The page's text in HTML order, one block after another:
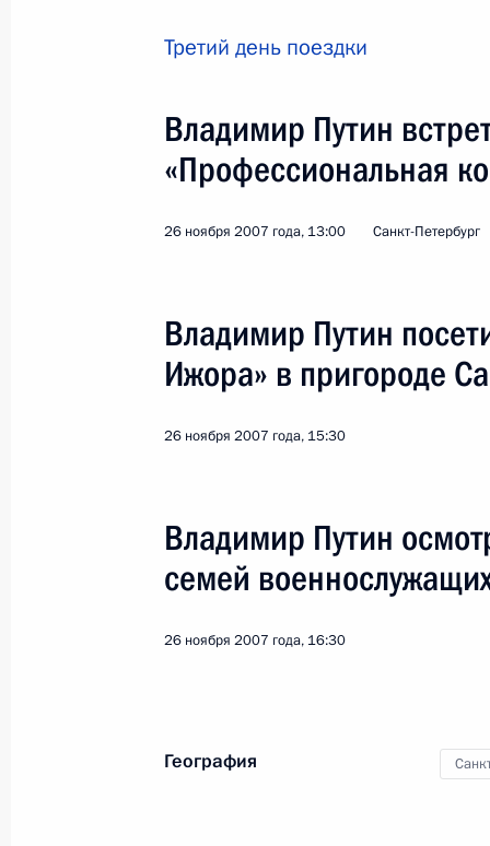
самоуправления
Россия 1 февраля 2008 года
Поездка в Пензу. Совещание по
Третий день поездки
Владимир Путин
«Профессиональная
26 ноября 2007 года, 13:00 Санкт-Петербург
Владимир Путин
Ижора» в пригороде
26 ноября 2007 года, 15:30
Владимир Путин
семей
26 ноября 2007 года, 16:30
География